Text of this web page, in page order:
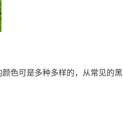
色可是多种多样的，从常见的